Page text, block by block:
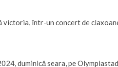
într-un concert de
duminică seara, pe